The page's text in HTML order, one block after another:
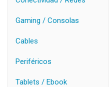
Gaming / Consolas
Cables
Periféricos
Tablets / Ebook